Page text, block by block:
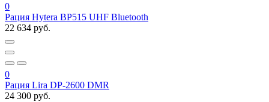
0
Рация Hytera BP515 UHF Bluetooth
22 634 руб.
0
Рация Lira DP-2600 DMR
24 300 руб.